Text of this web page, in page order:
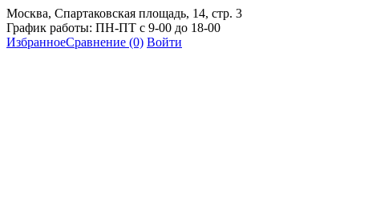
Москва, Спартаковская площадь, 14, стр. 3
График работы: ПН-ПТ с 9-00 до 18-00
ИзбранноеСравнение (0) Войти